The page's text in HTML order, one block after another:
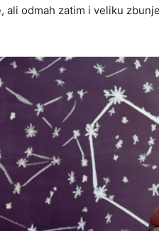
ali odmah zatim i veliku